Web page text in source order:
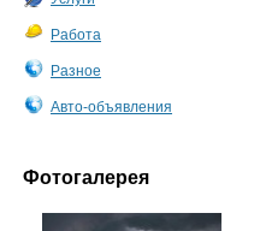
Работа
Разное
Авто-объявления
Фотогалерея